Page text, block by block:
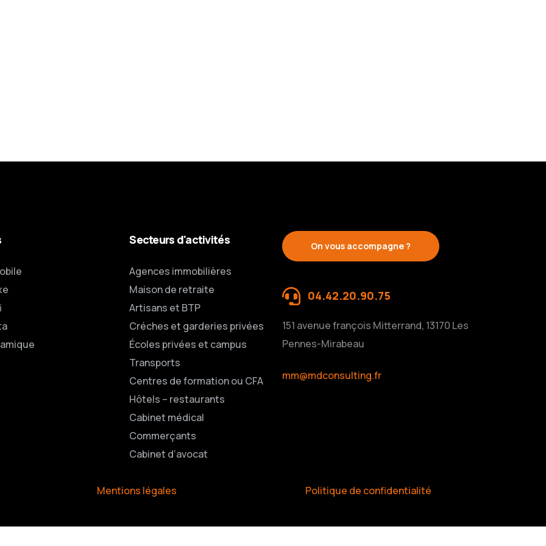
Secteurs d'activités
Agences immobilières
Maison de retraite
Artisans et BTP
Créches et garderies privées
Écoles privées et campus
Transports
Centres de formation ou CFA
Hôtels – restaurants
Cabinet médical
Commerçants
Cabinet d’avocat
On vous accompagne ?
04.42.20.90.75
151 avenue françois Mitterrand, 13170 Les
Pennes-Mirabeau
mm@mdconsulting.fr
Mentions légales Politique de confidentialité